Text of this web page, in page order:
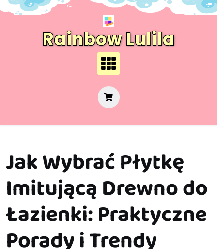
Skip
Rainbow Lulila
Jak Wybrać Płytkę
Imitującą Drewno do
Łazienki: Praktyczne
Porady i Trendy